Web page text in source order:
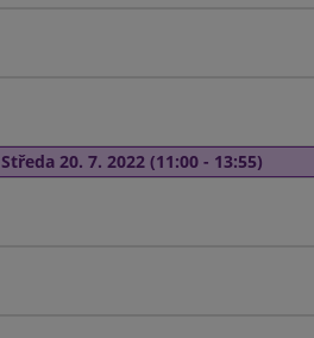
Středa 20. 7. 2022 (11:00 - 13:55)